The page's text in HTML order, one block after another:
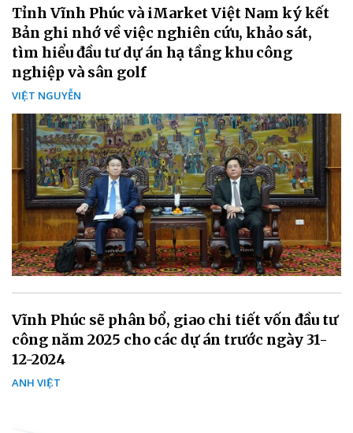
Tỉnh Vĩnh Phúc và iMarket Việt Nam ký kết
Bản ghi nhớ về việc nghiên cứu, khảo sát,
tìm hiểu đầu tư dự án hạ tầng khu công
nghiệp và sân golf
VIỆT NGUYỄN
Vĩnh Phúc sẽ phân bổ, giao chi tiết vốn đầu tư
công năm 2025 cho các dự án trước ngày 31-
12-2024
ANH VIỆT